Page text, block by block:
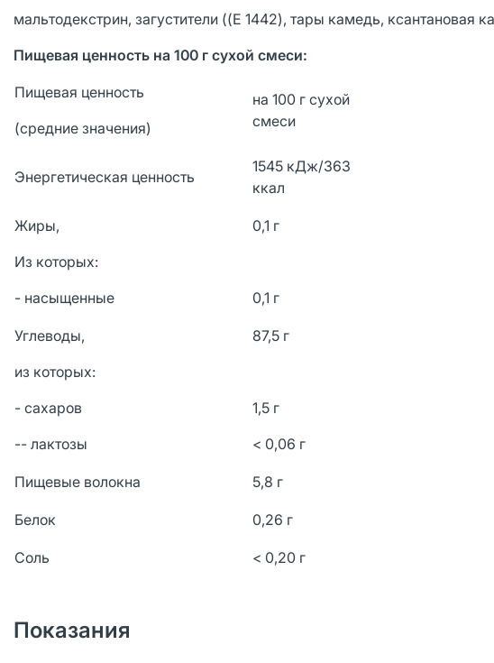
мальтодекстрин, загустители ((E 1442), тары камедь, ксантановая
Пищевая ценность на 100 г сухой смеси:
Пищевая ценность
(средние значения)
на 100 г сухой
смеси
Энергетическая ценность
1545 кДж/363
ккал
Жиры,
Из которых:
- насыщенные
0,1 г
0,1 г
Углеводы,
из которых:
- сахаров
-- лактозы
87,5 г
1,5 г
< 0,06 г
Пищевые волокна 5,8 г
Белок 0,26 г
Соль < 0,20 г
Показания